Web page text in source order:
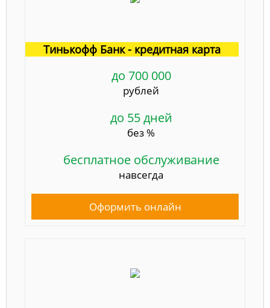
Тинькофф Банк - кредитная карта
до 700 000
рублей
до 55 дней
без %
бесплатное обслуживание
навсегда
Оформить онлайн